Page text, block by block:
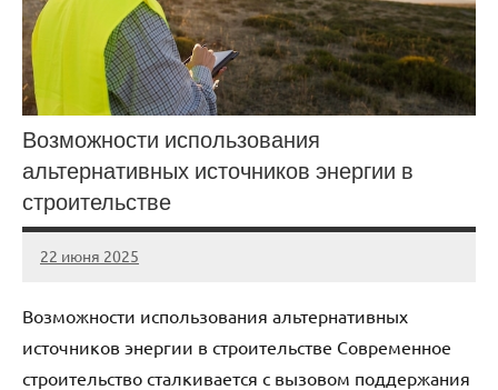
Возможности использования
альтернативных источников энергии в
строительстве
22 июня 2025
stroicomplex
Нет
Возможности использования альтернативных
источников энергии в строительстве Современное
строительство сталкивается с вызовом поддержания